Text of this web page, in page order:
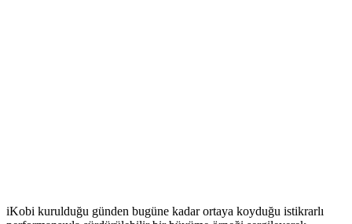
iKobi kurulduğu günden bugüne kadar ortaya koyduğu istikrarlı